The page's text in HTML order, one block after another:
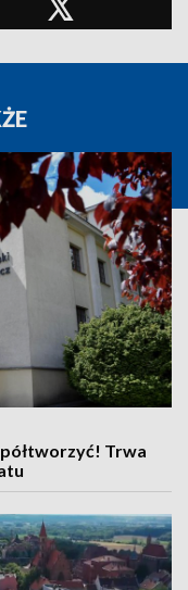
Trwa